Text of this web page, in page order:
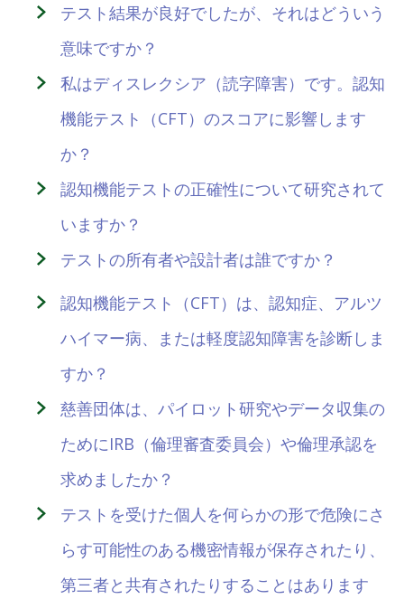
テスト結果が良好でしたが、それはどういう
意味ですか？
私はディスレクシア（読字障害）です。認知
機能テスト（CFT）のスコアに影響します
か？
認知機能テストの正確性について研究されて
いますか？
テストの所有者や設計者は誰ですか？
認知機能テスト（CFT）は、認知症、アルツ
ハイマー病、または軽度認知障害を診断しま
すか？
慈善団体は、パイロット研究やデータ収集の
ためにIRB（倫理審査委員会）や倫理承認を
求めましたか？
テストを受けた個人を何らかの形で危険にさ
らす可能性のある機密情報が保存されたり、
第三者と共有されたりすることはあります